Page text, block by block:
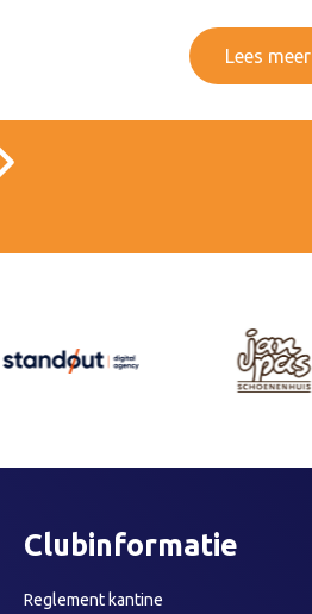
Lees meer
Clubinformatie
Reglement kantine